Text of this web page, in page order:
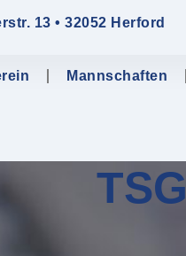
13 • 32052 Herford
Mannschaften